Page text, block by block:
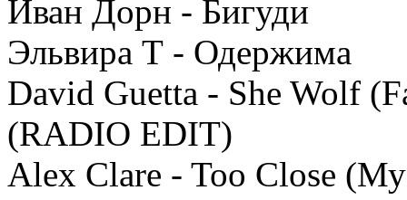
Иван Дорн - Бигуди
Эльвира Т - Одержима
David Guetta - She Wolf
(RADIO EDIT)
Alex Clare - Too Close